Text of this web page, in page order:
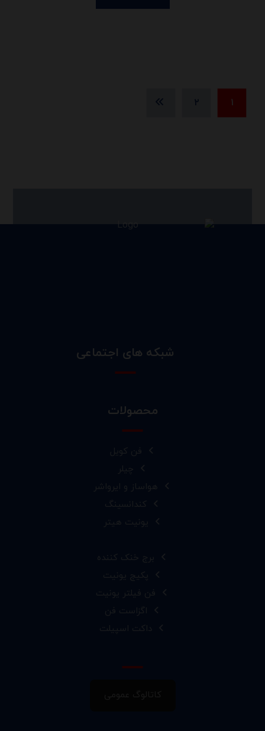
۱ ۲
شبکه های اجتماعی
محصولات
فن کویل
چیلر
هواساز و ایرواشر
کندانسینگ
یونیت هیتر
برج خنک کننده
پکیج یونیت
فن فیلتر یونیت
اگزاست فن
داکت اسپیلت